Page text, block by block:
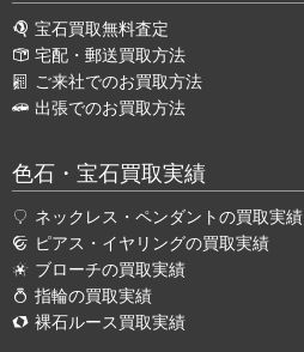
宝石買取無料査定
宅配・郵送買取方法
ご来社でのお買取方法
出張でのお買取方法
色石・宝石買取実績
ネックレス・ペンダントの買取実績
ピアス・イヤリングの買取実績
ブローチの買取実績
指輪の買取実績
裸石ルース買取実績